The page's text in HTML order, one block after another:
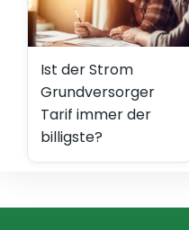
Ist der Strom
Grundversorger
Tarif immer der
billigste?